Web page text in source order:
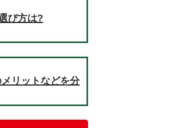
び方は?
リットなどを分